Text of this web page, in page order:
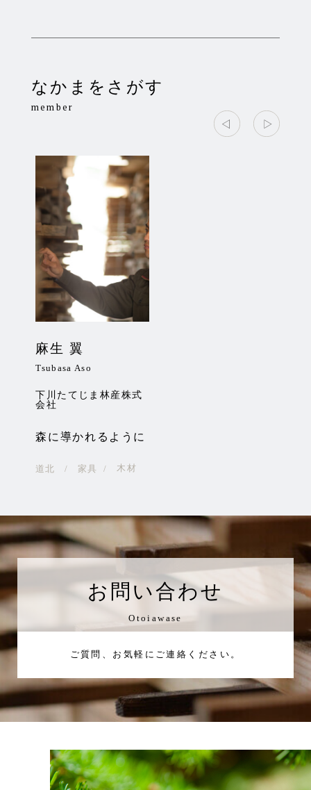
なかまをさがす
member
麻生 翼
Tsubasa Aso
下川たてじま林産株式
会社
森に導かれるように
道北 家具 木材
お問い合わせ
Otoiawase
ご質問、お気軽にご連絡ください。